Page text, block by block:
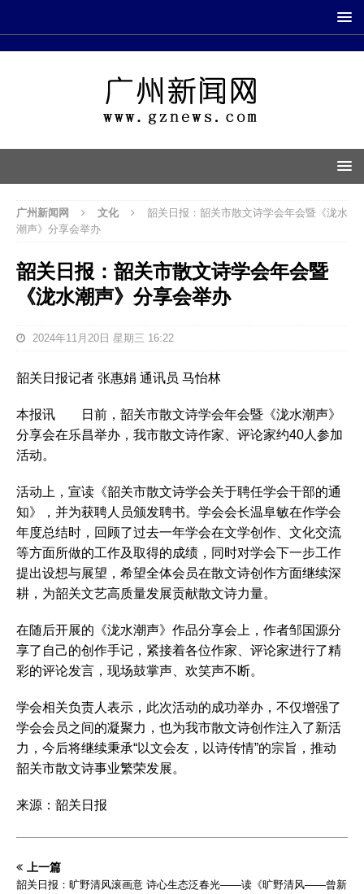
广州新闻网 文化
韶关日报：韶关市散文诗学会年会暨《泷水
潮声》分享会举办
韶关日报：韶关市散文诗学会年会暨
《泷水潮声》分享会举办
2024年11月20日 星期三 16:22
韶关日报记者 张惠娟 通讯员 马怡林
本报讯 日前，韶关市散文诗学会年会暨《泷水潮声》
分享会在乐昌举办，我市散文诗作家、评论家约40人参加
活动。
活动上，宣读《韶关市散文诗学会关于聘任学会干部的通
知》，并为获聘人员颁发聘书。学会会长温阜敏在作学会
年度总结时，回顾了过去一年学会在文学创作、文化交流
等方面所做的工作及取得的成绩，同时对学会下一步工作
提出设想与展望，希望全体会员在散文诗创作方面继续深
耕，为韶关文艺高质量发展贡献散文诗力量。
在随后开展的《泷水潮声》作品分享会上，作者邹国源分
享了自己的创作手记，紧接着各位作家、评论家进行了精
彩的评论发言，现场鼓掌声、欢笑声不断。
学会相关负责人表示，此次活动的成功举办，不仅增强了
学会会员之间的凝聚力，也为我市散文诗创作注入了新活
力，今后将继续秉承“以文会友，以诗传情”的宗旨，推动
韶关市散文诗事业繁荣发展。
来源：韶关日报
上一篇
韶关日报：旷野清风滚画意 诗心生态泛春光——读《旷野清风——曾新